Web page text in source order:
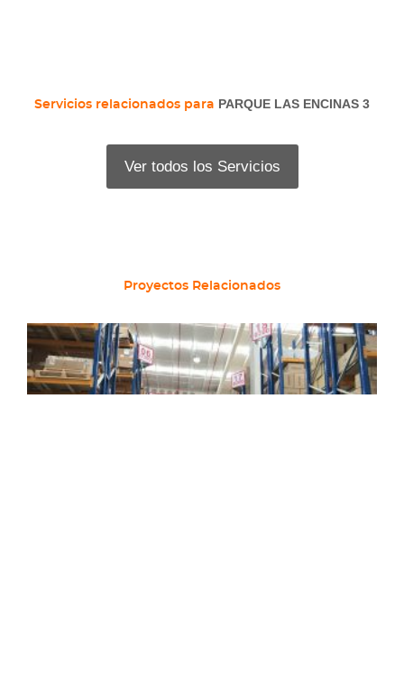
Servicios relacionados para PARQUE LAS ENCINAS 3
Ver todos los Servicios
Proyectos Relacionados